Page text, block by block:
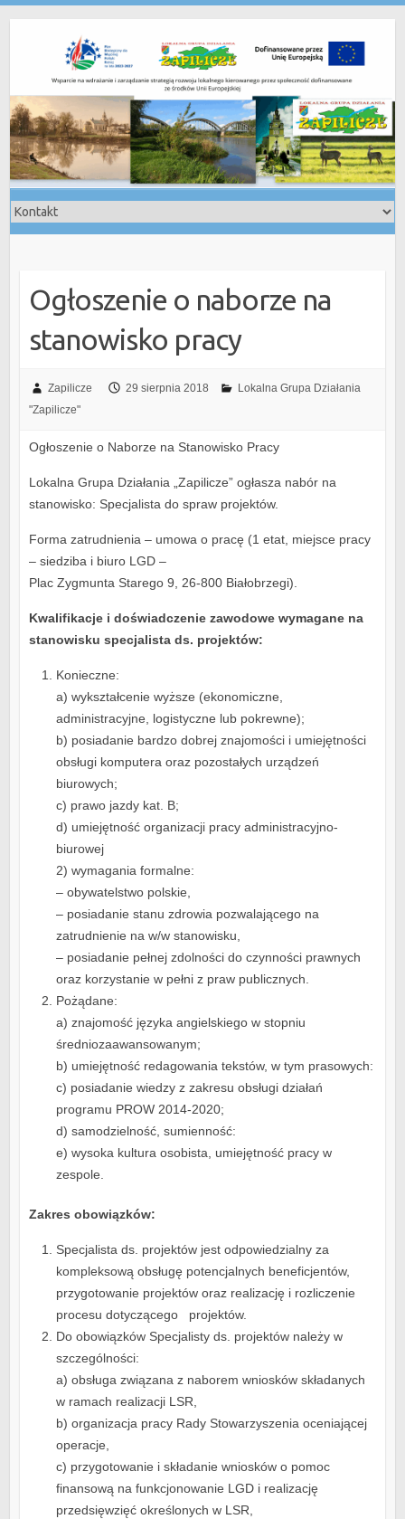
Ogłoszenie o naborze na
stanowisko pracy
Zapilicze 29 sierpnia 2018
Lokalna Grupa Działania
"Zapilicze"
Ogłoszenie o Naborze na Stanowisko Pracy
Lokalna Grupa Działania „Zapilicze” ogłasza nabór na
stanowisko: Specjalista do spraw projektów.
Forma zatrudnienia – umowa o pracę (1 etat, miejsce pracy
– siedziba i biuro LGD –
Plac Zygmunta Starego 9, 26-800 Białobrzegi).
Kwalifikacje i doświadczenie zawodowe wymagane na
stanowisku specjalista ds. projektów:
Konieczne:
a) wykształcenie wyższe (ekonomiczne,
administracyjne, logistyczne lub pokrewne);
b) posiadanie bardzo dobrej znajomości i umiejętności
obsługi komputera oraz pozostałych urządzeń
biurowych;
c) prawo jazdy kat. B;
d) umiejętność organizacji pracy administracyjno-
biurowej
2) wymagania formalne:
– obywatelstwo polskie,
– posiadanie stanu zdrowia pozwalającego na
zatrudnienie na w/w stanowisku,
– posiadanie pełnej zdolności do czynności prawnych
oraz korzystanie w pełni z praw publicznych.
Pożądane:
a) znajomość języka angielskiego w stopniu
średniozaawansowanym;
b) umiejętność redagowania tekstów, w tym prasowych:
c) posiadanie wiedzy z zakresu obsługi działań
programu PROW 2014-2020;
d) samodzielność, sumienność:
e) wysoka kultura osobista, umiejętność pracy w
zespole.
Zakres obowiązków:
Specjalista ds. projektów jest odpowiedzialny za
kompleksową obsługę potencjalnych beneficjentów,
przygotowanie projektów oraz realizację i rozliczenie
procesu dotyczącego projektów.
Do obowiązków Specjalisty ds. projektów należy w
szczególności:
a) obsługa związana z naborem wniosków składanych
w ramach realizacji LSR,
b) organizacja pracy Rady Stowarzyszenia oceniającej
operacje,
c) przygotowanie i składanie wniosków o pomoc
finansową na funkcjonowanie LGD i realizację
przedsięwzięć określonych w LSR,